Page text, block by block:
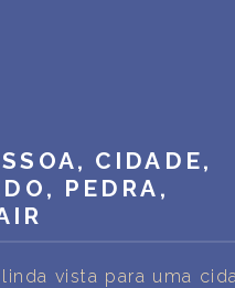
CIDADE,
PEDRA,
vista para uma